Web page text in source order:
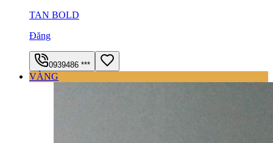
TAN BOLD
Đăng
0939486 ***
VÀNG